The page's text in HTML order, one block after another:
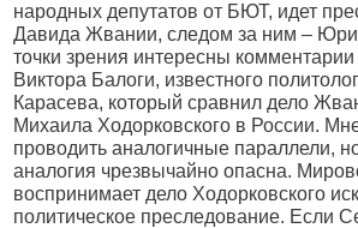
народных депутатов от БЮТ, идет
Давида Жвании, следом за ним –
точки зрения интересны комментарии
Виктора Балоги, известного
Карасева, который сравнил дело
Михаила Ходорковского в России.
проводить аналогичные параллели,
аналогия чрезвычайно опасна.
воспринимает дело Ходорковского
политическое преследование. Если